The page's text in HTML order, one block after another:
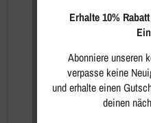
Erhalte 10%
Abonniere unseren
verpasse keine
und erhalte einen
deinen